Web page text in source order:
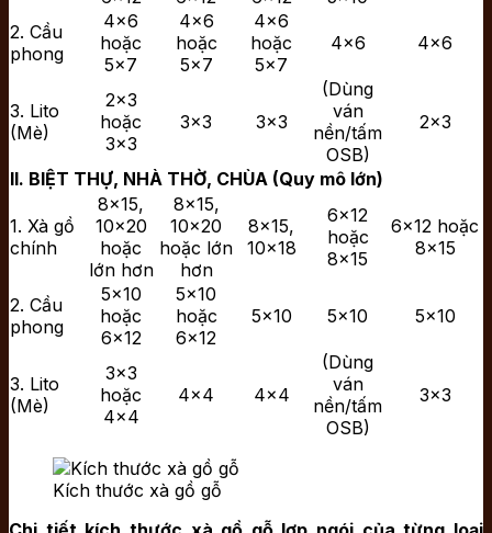
2. Cầu
phong
4×6
hoặc
5×7
4×6
hoặc
5×7
4×6
hoặc
5×7
4×6 4×6
3. Lito
(Mè)
2×3
hoặc
3×3
3×3 3×3
(Dùng
ván
nền/tấm
OSB)
2×3
II. BIỆT THỰ, NHÀ THỜ, CHÙA (Quy mô lớn)
1. Xà gồ
chính
8×15,
10×20
hoặc
lớn hơn
8×15,
10×20
hoặc lớn
hơn
8×15,
10×18
6×12
hoặc
8×15
6×12 hoặc
8×15
2. Cầu
phong
5×10
hoặc
6×12
5×10
hoặc
6×12
5×10 5×10 5×10
3. Lito
(Mè)
3×3
hoặc
4×4
4×4 4×4
(Dùng
ván
nền/tấm
OSB)
3×3
Kích thước xà gồ gỗ